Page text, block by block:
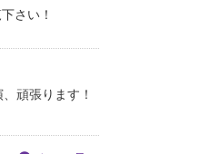
さい！
頑張ります！